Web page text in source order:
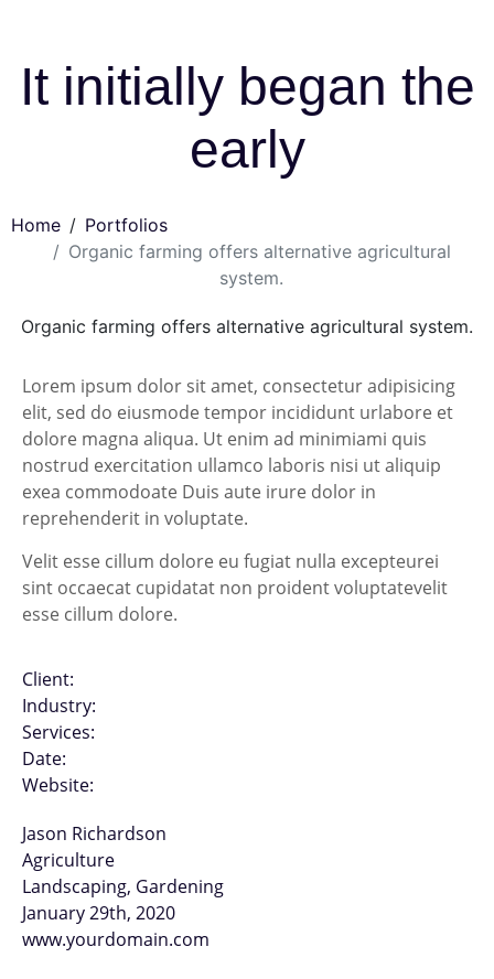
It initially began the
early
Home
Portfolios
Organic farming offers alternative agricultural
system.
Organic farming offers alternative agricultural system.
Lorem ipsum dolor sit amet, consectetur adipisicing
elit, sed do eiusmode tempor incididunt urlabore et
dolore magna aliqua. Ut enim ad minimiami quis
nostrud exercitation ullamco laboris nisi ut aliquip
exea commodoate Duis aute irure dolor in
reprehenderit in voluptate.
Velit esse cillum dolore eu fugiat nulla excepteurei
sint occaecat cupidatat non proident voluptatevelit
esse cillum dolore.
Client:
Industry:
Services:
Date:
Website:
Jason Richardson
Agriculture
Landscaping, Gardening
January 29th, 2020
www.yourdomain.com